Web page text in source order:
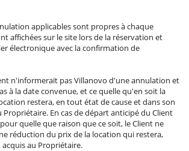
applicables sont propres à chaque
affichées sur le site lors de la réservation et
électronique avec la confirmation de
n'informerait pas Villanovo d'une annulation et
à la date convenue, et ce quelle qu'en soit la
restera, en tout état de cause et dans son
Propriétaire. En cas de départ anticipé du Client
quelle que raison que ce soit, le Client ne
réduction du prix de la location qui restera,
au Propriétaire.